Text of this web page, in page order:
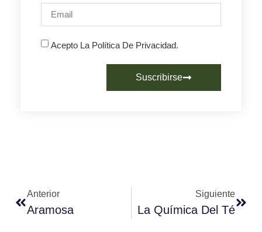
Acepto La Política De Privacidad.
Suscribirse
Anterior
Aramosa
Siguiente
La Química Del Té